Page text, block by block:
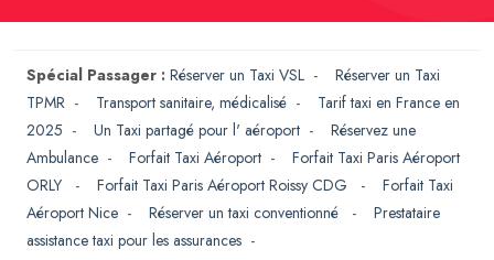
Spécial Passager : Réserver un Taxi VSL - Réserver un Taxi
TPMR - Transport sanitaire, médicalisé - Tarif taxi en France en
2025 - Un Taxi partagé pour l' aéroport - Réservez une
Ambulance - Forfait Taxi Aéroport - Forfait Taxi Paris Aéroport
ORLY
- Forfait Taxi Paris Aéroport Roissy CDG - Forfait Taxi
Aéroport Nice - Réserver un taxi conventionné - Prestataire
assistance taxi pour les assurances -